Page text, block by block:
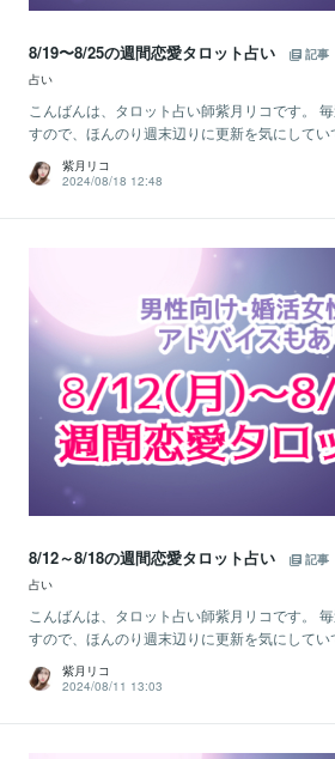
8/19〜8/25の週間恋愛タロット占い
記事
占い
こんばんは、タロット占い師紫月リコです。
すので、ほんのり週末辺りに更新を気にしてい
紫月リコ
2024/08/18 12:48
8/12～8/18の週間恋愛タロット占い
記事
占い
こんばんは、タロット占い師紫月リコです。
すので、ほんのり週末辺りに更新を気にしてい
紫月リコ
2024/08/11 13:03